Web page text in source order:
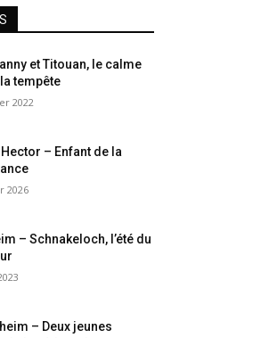
et Titouan, le calme
tempête
2022
– Enfant de la
2026
– Schnakeloch, l’été du
– Deux jeunes